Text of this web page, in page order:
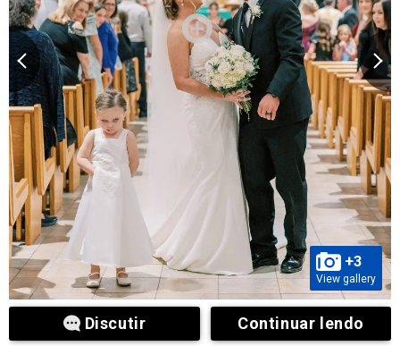
+3
View gallery
Discutir Continuar lendo